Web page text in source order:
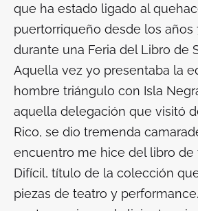
que ha estado ligado al
puertorriqueño desde los años
durante una Feria del Libro de
Aquella vez yo presentaba la
hombre triángulo con Isla
aquella delegación que visitó
Rico, se dio tremenda
encuentro me hice del libro de
Difícil, título de la colección
piezas de teatro y